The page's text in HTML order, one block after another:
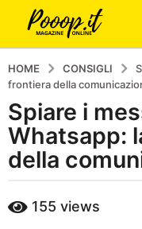
HOME CONSIGLI
frontiera della
8
a
n
n
a
Spiare i
Whatsapp:
della
y
155 views